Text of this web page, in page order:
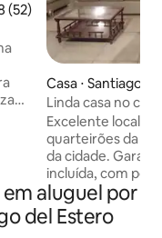
uma avaliação média
(52)
Casa ⋅ Santiago
Linda casa no
Excelente
quarteirões da
da cidade.
incluída, com
Totalmente
banheiro
e outro de
aluguel por
del Estero